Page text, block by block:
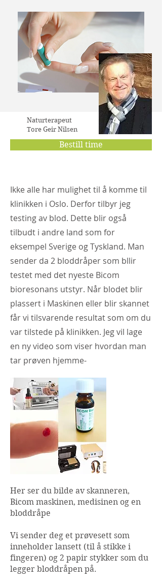
Naturterapeut
Tore Geir Nilsen
Bestill time
Ikke alle har mulighet til å komme til
klinikken i Oslo. Derfor tilbyr jeg
testing av blod. Dette blir også
tilbudt i andre land som for
eksempel Sverige og Tyskland. Man
sender da 2 bloddråper som bllir
testet med det nyeste Bicom
bioresonans utstyr. Når blodet blir
plassert i Maskinen eller blir skannet
får vi tilsvarende resultat som om du
var tilstede på klinikken. Jeg vil lage
en ny video som viser hvordan man
tar prøven hjemme-
Her ser du bilde av skanneren,
Bicom maskinen, medisinen og en
bloddråpe
Vi sender deg et prøvesett som
inneholder lansett (til å stikke i
fingeren) og 2 papir stykker som du
legger bloddråpen på.